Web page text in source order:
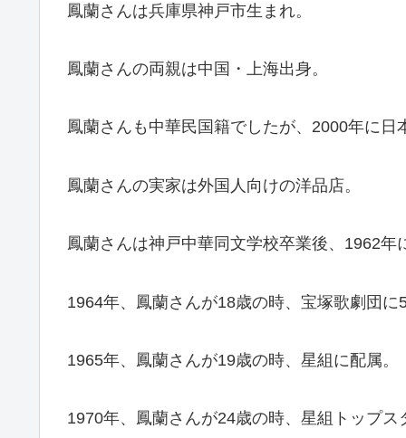
鳳蘭さんは兵庫県神戸市生まれ。
鳳蘭さんの両親は中国・上海出身。
鳳蘭さんも中華民国籍でしたが、2000年に日
鳳蘭さんの実家は外国人向けの洋品店。
鳳蘭さんは神戸中華同文学校卒業後、1962年
1964年、鳳蘭さんが18歳の時、宝塚歌劇団に
1965年、鳳蘭さんが19歳の時、星組に配属。
1970年、鳳蘭さんが24歳の時、星組トップス